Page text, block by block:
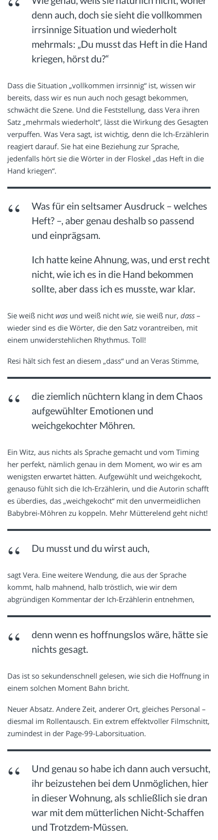
denn auch, doch sie sieht die vollkommen
irrsinnige Situation und wiederholt
mehrmals: „Du musst das Heft in die Hand
kriegen, hörst du?“
Dass die Situation „vollkommen irrsinnig“ ist, wissen wir
bereits, dass wir es nun auch noch gesagt bekommen,
schwächt die Szene. Und die Feststellung, dass Vera ihren
Satz „mehrmals wiederholt“, lässt die Wirkung des Gesagten
verpuffen. Was Vera sagt, ist wichtig, denn die Ich-Erzählerin
reagiert darauf. Sie hat eine Beziehung zur Sprache,
jedenfalls hört sie die Wörter in der Floskel „das Heft in die
Hand kriegen“.
Was für ein seltsamer Ausdruck – welches
Heft? –, aber genau deshalb so passend
und einprägsam.
Ich hatte keine Ahnung, was, und erst recht
nicht, wie ich es in die Hand bekommen
sollte, aber dass ich es musste, war klar.
Sie weiß nicht was und weiß nicht wie, sie weiß nur, dass –
wieder sind es die Wörter, die den Satz vorantreiben, mit
einem unwiderstehlichen Rhythmus. Toll!
Resi hält sich fest an diesem „dass“ und an Veras Stimme,
die ziemlich nüchtern klang in dem Chaos
aufgewühlter Emotionen und
weichgekochter Möhren.
Ein Witz, aus nichts als Sprache gemacht und vom Timing
her perfekt, nämlich genau in dem Moment, wo wir es am
wenigsten erwartet hätten. Aufgewühlt und weichgekocht,
genauso fühlt sich die Ich-Erzählerin, und die Autorin schafft
es überdies, das „weichgekocht“ mit den unvermeidlichen
Babybrei-Möhren zu koppeln. Mehr Mütterelend geht nicht!
Du musst und du wirst auch,
sagt Vera. Eine weitere Wendung, die aus der Sprache
kommt, halb mahnend, halb tröstlich, wie wir dem
abgründigen Kommentar der Ich-Erzählerin entnehmen,
denn wenn es hoffnungslos wäre, hätte sie
nichts gesagt.
Das ist so sekundenschnell gelesen, wie sich die Hoffnung in
einem solchen Moment Bahn bricht.
Neuer Absatz. Andere Zeit, anderer Ort, gleiches Personal –
diesmal im Rollentausch. Ein extrem effektvoller Filmschnitt,
zumindest in der Page-99-Laborsituation.
Und genau so habe ich dann auch versucht,
ihr beizustehen bei dem Unmöglichen, hier
in dieser Wohnung, als schließlich sie dran
war mit dem mütterlichen Nicht-Schaffen
und Trotzdem-Müssen.